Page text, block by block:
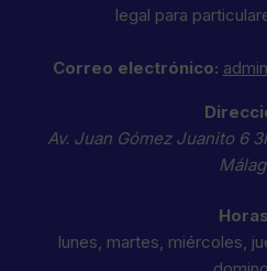
legal para
Correo electrónico:
Av. Juan Gómez Juanito 6
lunes, martes, miércoles,